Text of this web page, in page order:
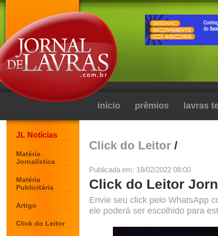
início prêmios lavras
JL Notícias
Matéria
Jornalística
Matéria
Publicitária
Artigo
Click do Leitor
Click do Leitor /
Publicada em: 18/02/2022 08:00
Click do Leitor
Envie seu click pelo WhatsApp
ele poderá ser escolhido para